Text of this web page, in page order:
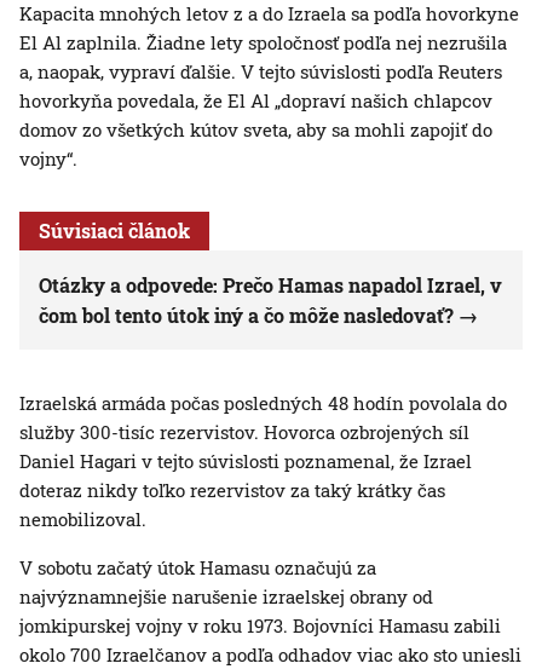
Kapacita mnohých letov z a do Izraela sa podľa hovorkyne
El Al zaplnila. Žiadne lety spoločnosť podľa nej nezrušila
a, naopak, vypraví ďalšie. V tejto súvislosti podľa Reuters
hovorkyňa povedala, že El Al „dopraví našich chlapcov
domov zo všetkých kútov sveta, aby sa mohli zapojiť do
vojny“.
Súvisiaci článok
Otázky a odpovede: Prečo Hamas napadol Izrael, v
čom bol tento útok iný a čo môže nasledovať?
Izraelská armáda počas posledných 48 hodín povolala do
služby 300-tisíc rezervistov. Hovorca ozbrojených síl
Daniel Hagari v tejto súvislosti poznamenal, že Izrael
doteraz nikdy toľko rezervistov za taký krátky čas
nemobilizoval.
V sobotu začatý útok Hamasu označujú za
najvýznamnejšie narušenie izraelskej obrany od
jomkipurskej vojny v roku 1973. Bojovníci Hamasu zabili
okolo 700 Izraelčanov a podľa odhadov viac ako sto uniesli